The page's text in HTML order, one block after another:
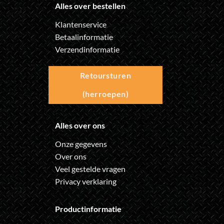
Alles over bestellen
Klantenservice
Betaalinformatie
Verzendinformatie
Retoursturen
(herroepen)
Alles over ons
Onze gegevens
Over ons
Veel gestelde vragen
Privacy verklaring
Productinformatie